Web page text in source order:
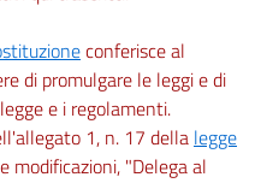
conferisce al
di promulgare le leggi e di
e i regolamenti.
1, n. 17 della legge
modificazioni, "Delega al